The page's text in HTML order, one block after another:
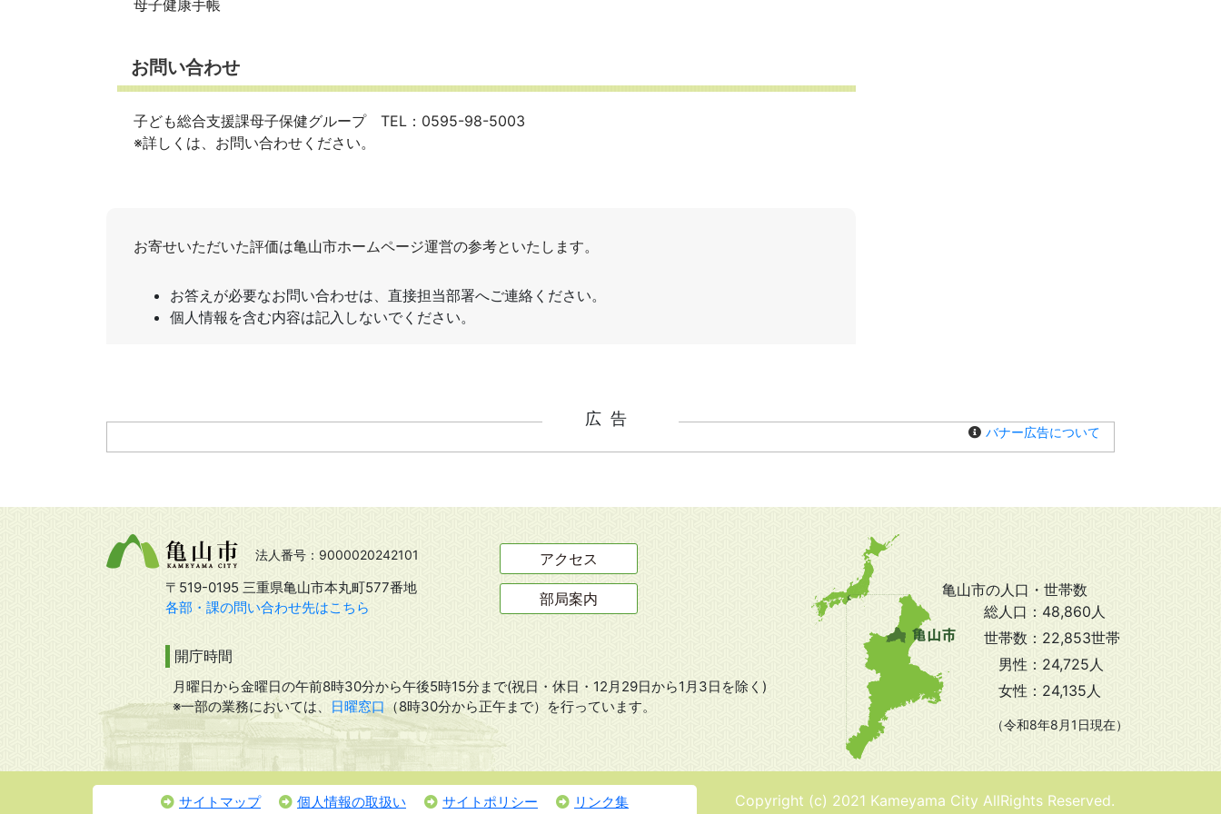
母子健康手帳
お問い合わせ
子ども総合支援課母子保健グループ TEL：0595-98-5003
※詳しくは、お問い合わせください。
広告
バナー広告について
法人番号：9000020242101
〒519-0195 三重県亀山市本丸町577番地
各部・課の問い合わせ先はこちら
アクセス
部局案内
開庁時間
月曜日から金曜日の午前8時30分から午後5時15分まで(祝日・休日・12月29日から1月3日を除く)
※一部の業務においては、
日曜窓口（8時30分から正午まで）を行っています。
亀山市の人口・世帯数
総人口： 48,860人
世帯数： 22,853世帯
男性： 24,725人
女性： 24,135人
（令和8年8月1日現在）
サイトマップ 個人情報の取扱い サイトポリシー リンク集 Copyright (c) 2021 Kameyama City AllRights Reserved.